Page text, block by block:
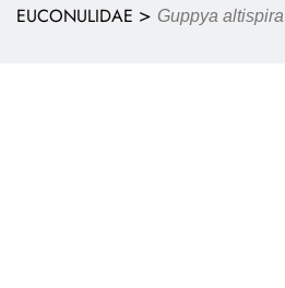
EUCONULIDAE > Guppya altispira